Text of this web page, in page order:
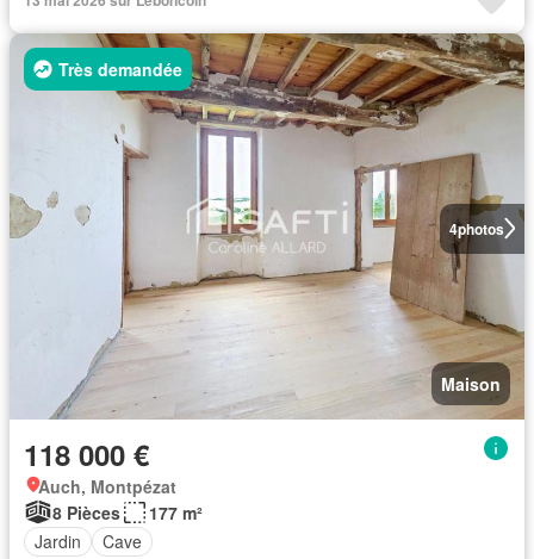
4photos
Très demandée
Maison
118 000 €
Auch, Montpézat
8 Pièces
177 m²
Jardin
Cave